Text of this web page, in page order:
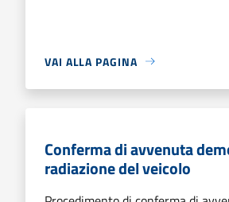
VAI ALLA PAGINA
Conferma di avvenuta
radiazione del veicolo